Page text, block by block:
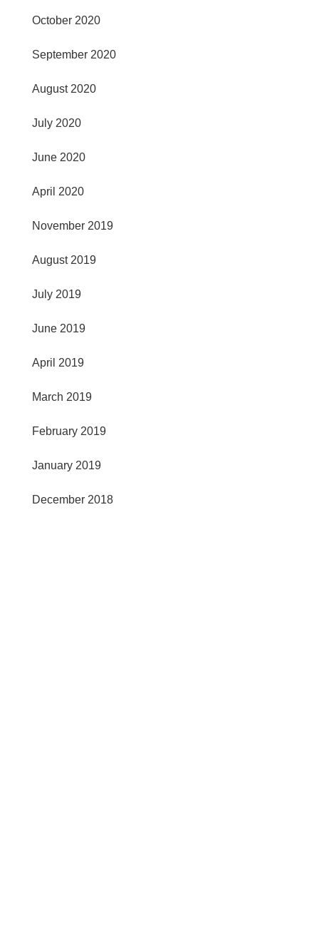
October 2020
September 2020
August 2020
July 2020
June 2020
April 2020
November 2019
August 2019
July 2019
June 2019
April 2019
March 2019
February 2019
January 2019
December 2018